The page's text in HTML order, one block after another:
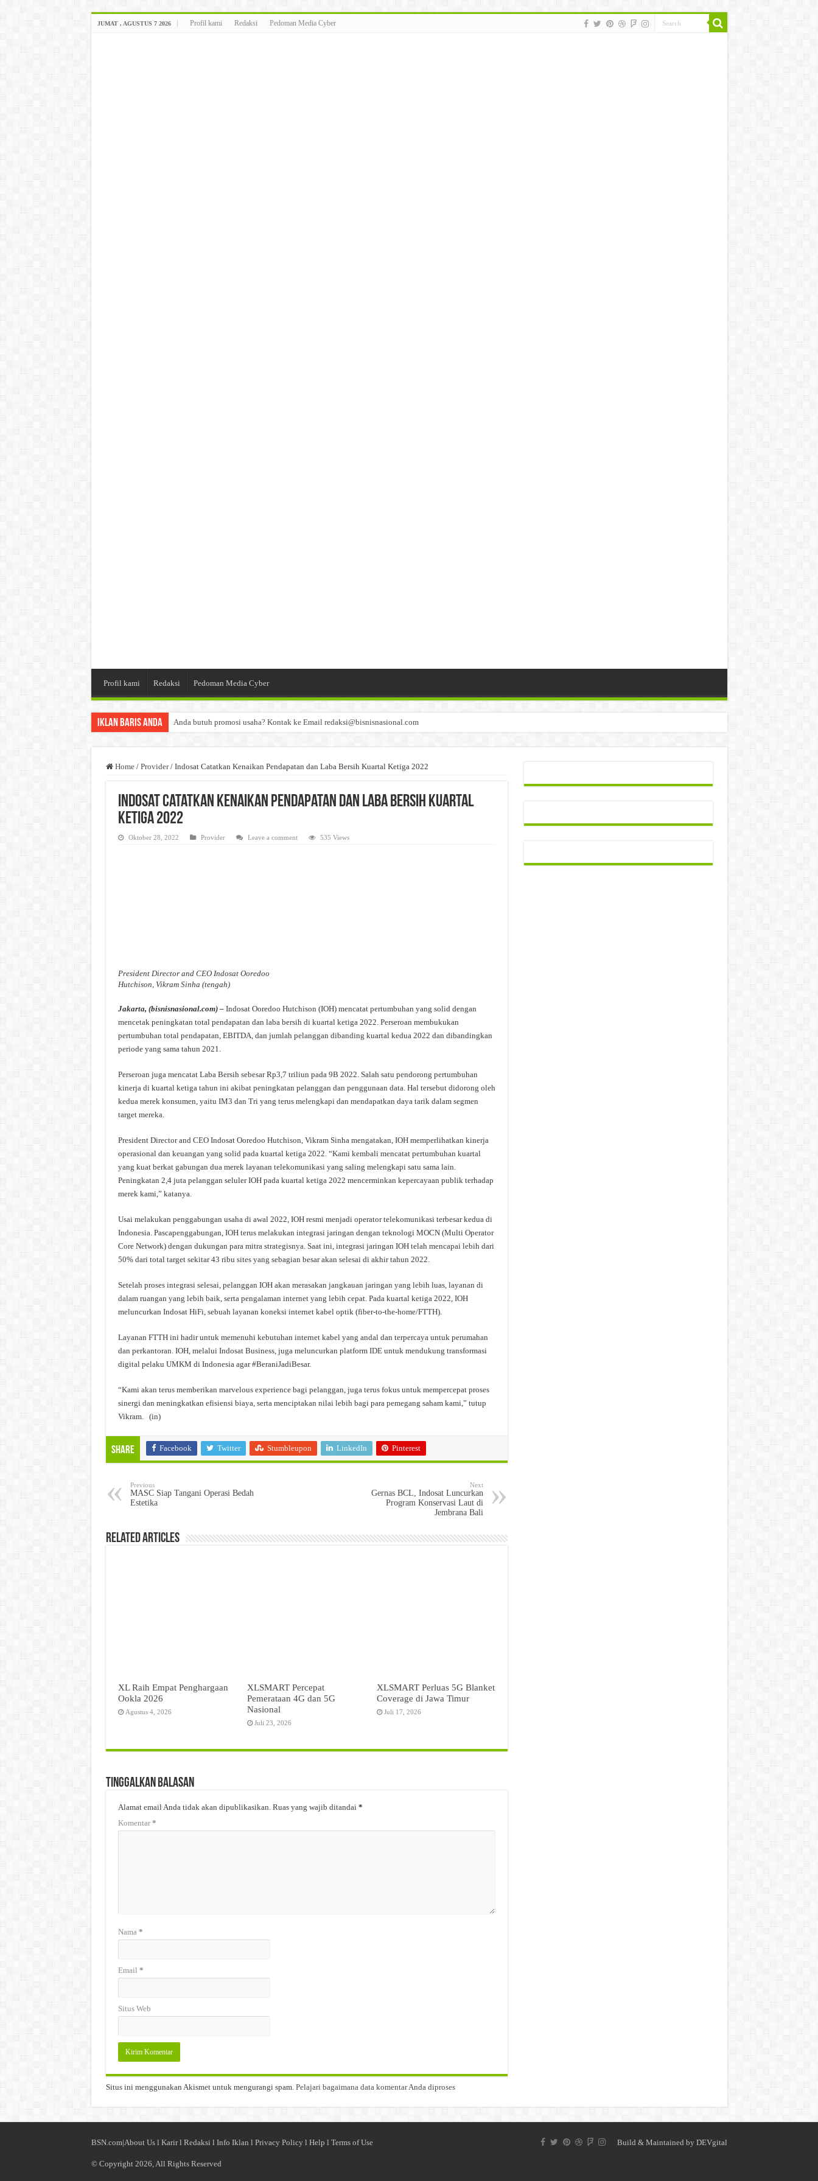
JUMAT , AGUSTUS 7 2026 Profil kami Redaksi Pedoman Media Cyber
Profil kami Redaksi Pedoman Media Cyber
Iklan Baris Anda Anda butuh promosi usaha? Kontak ke Email redaksi@bisnisnasional.com
Home / Provider / Indosat Catatkan Kenaikan Pendapatan dan Laba Bersih Kuartal Ketiga 2022
Indosat Catatkan Kenaikan Pendapatan dan Laba Bersih Kuartal
Ketiga 2022
Oktober 28, 2022 Provider Leave a comment 535 Views
President Director and CEO Indosat Ooredoo
Hutchison, Vikram Sinha (tengah)
Jakarta, (bisnisnasional.com) – Indosat Ooredoo Hutchison (IOH) mencatat pertumbuhan yang solid dengan
mencetak peningkatan total pendapatan dan laba bersih di kuartal ketiga 2022. Perseroan membukukan
pertumbuhan total pendapatan, EBITDA, dan jumlah pelanggan dibanding kuartal kedua 2022 dan dibandingkan
periode yang sama tahun 2021.
Perseroan juga mencatat Laba Bersih sebesar Rp3,7 triliun pada 9B 2022. Salah satu pendorong pertumbuhan
kinerja di kuartal ketiga tahun ini akibat peningkatan pelanggan dan penggunaan data. Hal tersebut didorong oleh
kedua merek konsumen, yaitu IM3 dan Tri yang terus melengkapi dan mendapatkan daya tarik dalam segmen
target mereka.
President Director and CEO Indosat Ooredoo Hutchison, Vikram Sinha mengatakan, IOH memperlihatkan kinerja
operasional dan keuangan yang solid pada kuartal ketiga 2022. “Kami kembali mencatat pertumbuhan kuartal
yang kuat berkat gabungan dua merek layanan telekomunikasi yang saling melengkapi satu sama lain.
Peningkatan 2,4 juta pelanggan seluler IOH pada kuartal ketiga 2022 mencerminkan kepercayaan publik terhadap
merek kami,” katanya.
Usai melakukan penggabungan usaha di awal 2022, IOH resmi menjadi operator telekomunikasi terbesar kedua di
Indonesia. Pascapenggabungan, IOH terus melakukan integrasi jaringan dengan teknologi MOCN (Multi Operator
Core Network) dengan dukungan para mitra strategisnya. Saat ini, integrasi jaringan IOH telah mencapai lebih dari
50% dari total target sekitar 43 ribu sites yang sebagian besar akan selesai di akhir tahun 2022.
Setelah proses integrasi selesai, pelanggan IOH akan merasakan jangkauan jaringan yang lebih luas, layanan di
dalam ruangan yang lebih baik, serta pengalaman internet yang lebih cepat. Pada kuartal ketiga 2022, IOH
meluncurkan Indosat HiFi, sebuah layanan koneksi internet kabel optik (fiber-to-the-home/FTTH).
Layanan FTTH ini hadir untuk memenuhi kebutuhan internet kabel yang andal dan terpercaya untuk perumahan
dan perkantoran. IOH, melalui Indosat Business, juga meluncurkan platform IDE untuk mendukung transformasi
digital pelaku UMKM di Indonesia agar #BeraniJadiBesar.
“Kami akan terus memberikan marvelous experience bagi pelanggan, juga terus fokus untuk mempercepat proses
sinergi dan meningkatkan efisiensi biaya, serta menciptakan nilai lebih bagi para pemegang saham kami,” tutup
Vikram. (in)
Share Facebook Twitter Stumbleupon LinkedIn Pinterest
Previous
MASC Siap Tangani Operasi Bedah
Estetika
Next
Gernas BCL, Indosat Luncurkan
Program Konservasi Laut di
Jembrana Bali
Related Articles
XL Raih Empat Penghargaan
Ookla 2026
Agustus 4, 2026
XLSMART Percepat
Pemerataan 4G dan 5G
Nasional
Juli 23, 2026
XLSMART Perluas 5G Blanket
Coverage di Jawa Timur
Juli 17, 2026
Tinggalkan Balasan
Alamat email Anda tidak akan dipublikasikan. Ruas yang wajib ditandai *
Komentar*
Nama *
Email *
Situs Web
Situs ini menggunakan Akismet untuk mengurangi spam. Pelajari bagaimana data komentar Anda diproses
Build & Maintained by DEVgital
BSN.com|About Usl Karirl Redaksi l Info Iklan l Privacy Policyl Help l Terms of Use
© Copyright 2026, All Rights Reserved